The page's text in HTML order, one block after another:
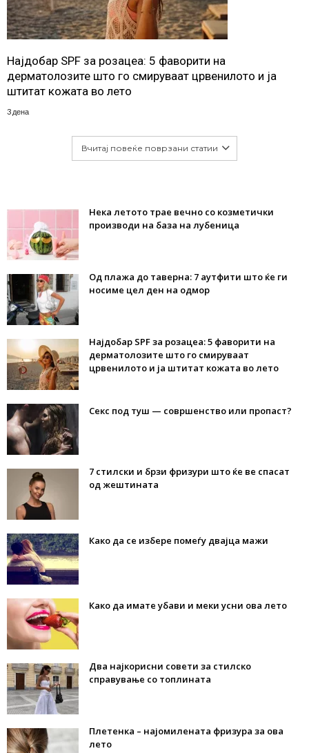
Најдобар SPF за розацеа: 5 фаворити на
дерматолозите што го смируваат црвенилото и ја
штитат кожата во лето
3 дена
Вчитај повеќе поврзани статии
Нека летото трае вечно со козметички
производи на база на лубеница
Од плажа до таверна: 7 аутфити што ќе ги
носиме цел ден на одмор
Најдобар SPF за розацеа: 5 фаворити на
дерматолозите што го смируваат
црвенилото и ја штитат кожата во лето
Секс под туш — совршенство или пропаст?
7 стилски и брзи фризури што ќе ве спасат
од жештината
Како да се избере помеѓу двајца мажи
Како да имате убави и меки усни ова лето
Два најкорисни совети за стилско
справување со топлината
Плетенка – најомилената фризура за ова
лето